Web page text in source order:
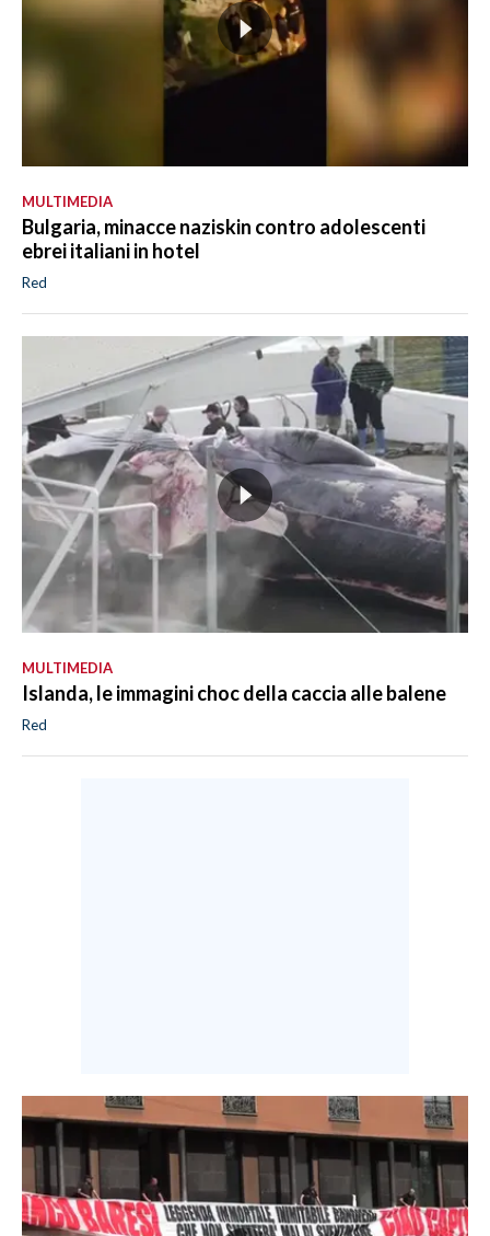
MULTIMEDIA
Bulgaria, minacce naziskin contro adolescenti
ebrei italiani in hotel
Red
MULTIMEDIA
Islanda, le immagini choc della caccia alle balene
Red